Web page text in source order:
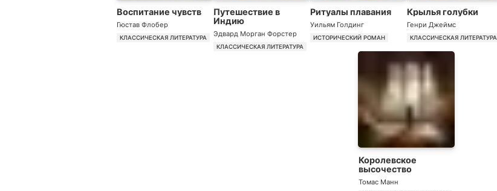
Воспитание чувств
Гюстав Флобер
КЛАССИЧЕСКАЯ ЛИТЕРАТУРА
Путешествие в
Индию
Эдвард Морган Форстер
КЛАССИЧЕСКАЯ ЛИТЕРАТУРА
Ритуалы плавания
Уильям Голдинг
ИСТОРИЧЕСКИЙ РОМАН
Крылья голубки
Генри Джеймс
КЛАССИЧЕСКАЯ ЛИТЕРАТУРА
Королевское
высочество
Томас Манн